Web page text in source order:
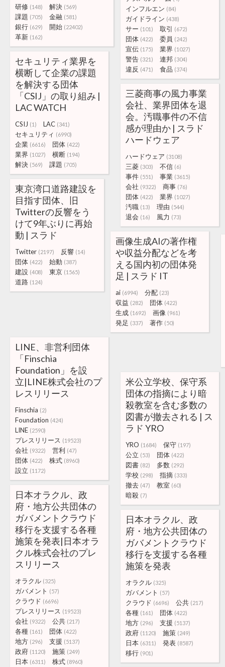
研修 (148) 解決 (569)
課題 (705) 金融 (581)
銀行 (629) 開始 (22402)
革新 (162)
インフルエン (84)
ガイドライン (438)
サー (101) 取引 (672)
団体 (422) 委員 (242)
宣伝 (175) 業界 (1027)
警告 (321) 連邦 (304)
違反 (471) 食品 (374)
セキュリティ業界を
横断して企業の課題
を解決する団体
「CSIJ」の取り組み |
LAC WATCH
CSIJ (1) LAC (341)
セキュリティ (6990)
企業 (6616) 団体 (422)
業界 (1027) 横断 (194)
解決 (569) 課題 (705)
三菱商事の風力事業
会社、業界団体を退
会。汚職事件の不信
感が理由か | スラド
ハードウェア
ハードウェア (3108)
三菱 (303) 不信 (6)
事件 (551) 事業 (3615)
会社 (9322) 商事 (76)
団体 (422) 業界 (1027)
汚職 (13) 理由 (544)
退会 (16) 風力 (73)
東京湾口道路建設を
目指す団体、旧
Twitterの反響をう
けて9年ぶりに再始
動 | スラド
Twitter (2197) 反響 (14)
団体 (422) 始動 (387)
建設 (408) 東京 (1565)
道路 (124)
画像生成AIの著作権
や収益分配などを考
える国内初の団体発
足 | スラド IT
ai (6994) 分配 (23)
収益 (282) 団体 (422)
生成 (1692) 画像 (961)
発足 (337) 著作 (50)
LINE、非営利団体
「Finschia
Foundation」を設
立|LINE株式会社のプ
レスリリース
Finschia (2)
Foundation (424)
LINE (2590)
プレスリリース (19523)
会社 (9322) 営利 (47)
団体 (422) 株式 (8960)
設立 (1172)
米公立学校、保守系
団体の指摘により暗
殺教室を含む多数の
図書が撤去される | ス
ラド YRO
YRO (1684) 保守 (197)
公立 (53) 団体 (422)
図書 (82) 多数 (292)
学校 (298) 指摘 (333)
撤去 (47) 教室 (60)
暗殺 (7)
日本オラクル、政
府・地方公共団体の
ガバメントクラウド
移行を支援する各種
施策を発表|日本オラ
クル株式会社のプレ
スリリース
オラクル (325)
ガバメント (57)
クラウド (6696)
プレスリリース (19523)
会社 (9322) 公共 (217)
各種 (161) 団体 (422)
地方 (296) 支援 (5137)
政府 (1120) 施策 (249)
日本 (6311) 株式 (8960)
日本オラクル、政
府・地方公共団体の
ガバメントクラウド
移行を支援する各種
施策を発表
オラクル (325)
ガバメント (57)
クラウド (6696) 公共 (217)
各種 (161) 団体 (422)
地方 (296) 支援 (5137)
政府 (1120) 施策 (249)
日本 (6311) 発表 (8587)
移行 (901)